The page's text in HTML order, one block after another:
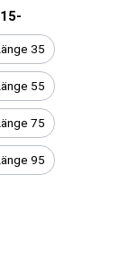
35
55
75
95